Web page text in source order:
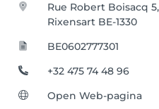
Rue Robert Boisacq 5,
Rixensart BE-1330
BE0602777301
+32 475 74 48 96
Open Web-pagina